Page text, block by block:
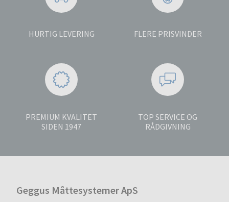
HURTIG LEVERING FLERE PRISVINDER
PREMIUM KVALITET
SIDEN 1947
TOP SERVICE OG
RÅDGIVNING
Geggus Måttesystemer ApS